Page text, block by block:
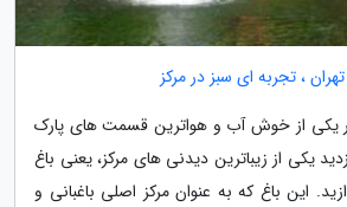
، تجربه ای سبز در مرکز
یکی از خوش آب و هواترین قسمت های پارک
یکی از زیباترین دیدنی های مرکز، یعنی باغ
این باغ که به عنوان مرکز اصلی باغبانی و